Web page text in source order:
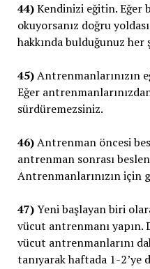
44)Kendinizi eğitin. Eğer
okuyorsanız doğru
hakkında bulduğunuz her
45)Antrenmanlarınızın
Eğer
sürdüremezsiniz.
46)Antrenman öncesi
antrenman sonrası
Antrenmanlarınızın için
47)Yeni başlayan biri
vücut antrenmanı yapın.
vücut antrenmanlarını
tanıyarak haftada 1-2’ye